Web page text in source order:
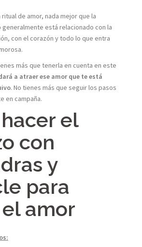
de amor, nada mejor que la
generalmente está relacionado con la
con el corazón y todo lo que entra
más que tenerla en cuenta en este
a atraer ese amor que te está
. No tienes más que seguir los pasos
en campaña.
el
con
y
para
amor